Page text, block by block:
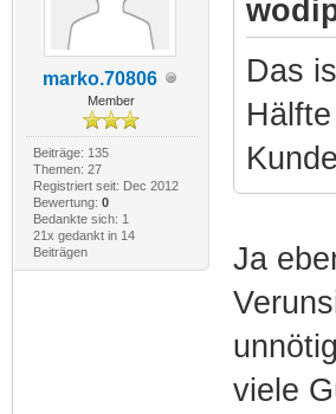
marko.70806
Member
Beiträge: 135
Themen: 27
Registriert seit: Dec 2012
Bewertung: 0
Bedankte sich: 1
21x gedankt in 14
Beiträgen
Das
Ja
viele